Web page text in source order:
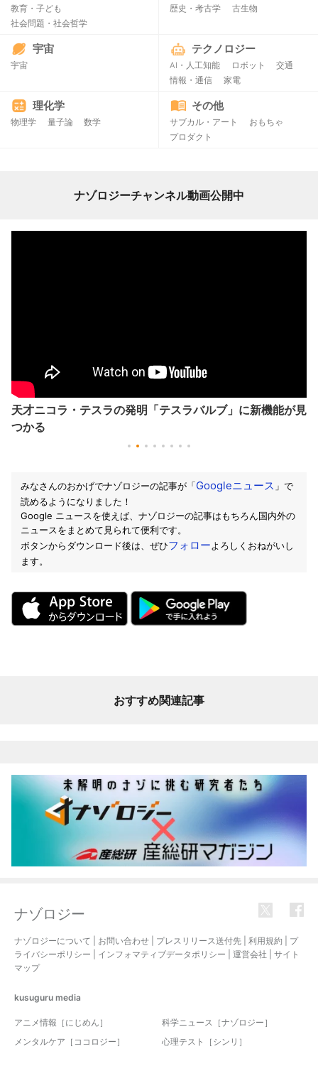
教育・子ども
社会問題・社会哲学
歴史・考古学 古生物
宇宙
宇宙
テクノロジー
AI・人工知能 ロボット
交通
情報・通信
家電
理化学
物理学 量子論 数学
その他
サブカル・アート
おもちゃ
プロダクト
ナゾロジーチャンネル動画公開中
天才ニコラ・テスラの発明「テスラバルブ」に新機能が見
つかる
みなさんのおかげでナゾロジーの記事が「Googleニュース 」で
読めるようになりました！
Google ニュースを使えば、ナゾロジーの記事はもちろん国内外の
ニュースをまとめて見られて便利です。
ボタンからダウンロード後は、ぜひフォローよろしくおねがいし
ます。
おすすめ関連記事
ナゾロジー
ナゾロジーについて お問い合わせ プレスリリース送付先 利用規約
プ
ライバシーポリシー
インフォマティブデータポリシー 運営会社
サイト
マップ
kusuguru media
アニメ情報［にじめん］
科学ニュース［ナゾロジー］
メンタルケア［ココロジー］
心理テスト［シンリ］